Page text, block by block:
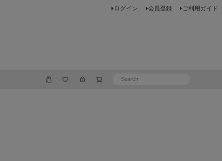
ログイン 会員登録 ご利用ガイド